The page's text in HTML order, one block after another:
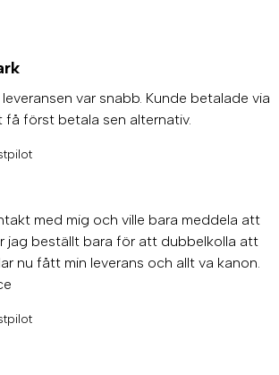
var snabb. Kunde betalade via
få först betala sen alternativ.
med mig och ville bara meddela att
jag beställt bara för att dubbelkolla att
nu fått min leverans och allt va kanon.